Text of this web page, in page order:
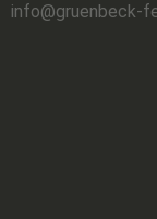
info@gruenbeck-